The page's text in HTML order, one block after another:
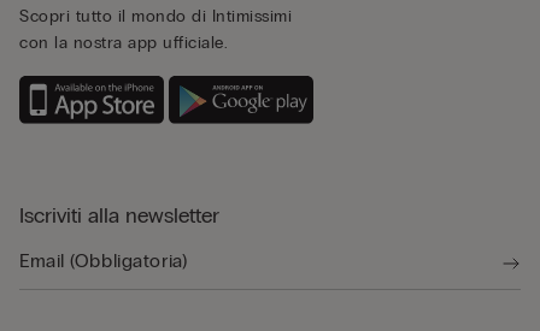
Scopri tutto il mondo di Intimissimi
con la nostra app ufficiale.
Iscriviti alla newsletter